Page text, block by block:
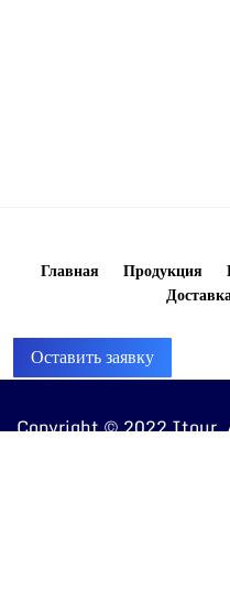
Главная Продукция
Оставить заявку
Copyright © 2022 Itour.